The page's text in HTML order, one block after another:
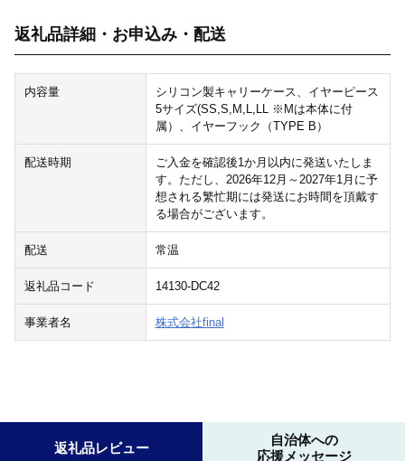
返礼品詳細・お申込み・配送
内容量
シリコン製キャリーケース、イヤーピース
5サイズ(SS,S,M,L,LL ※Mは本体に付
属）、イヤーフック（TYPE B）
配送時期
ご入金を確認後1か月以内に発送いたしま
す。ただし、2026年12月～2027年1月に予
想される繁忙期には発送にお時間を頂戴す
る場合がございます。
配送 常温
返礼品コード 14130-DC42
事業者名 株式会社final
返礼品レビュー
自治体への
応援メッセージ